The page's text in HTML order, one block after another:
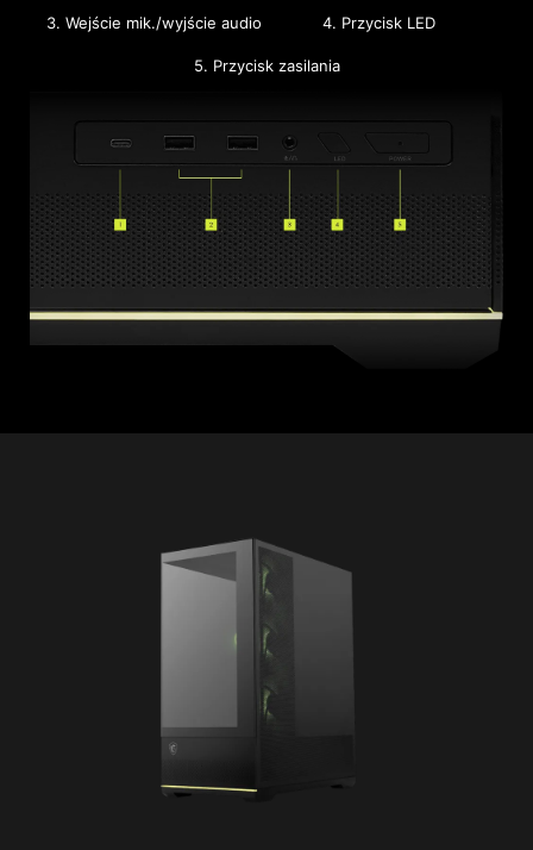
Kosz na napędy HDD / SDD
3. Wejście mik./wyjście audio 4. Przycisk LED
5. Przycisk zasilania